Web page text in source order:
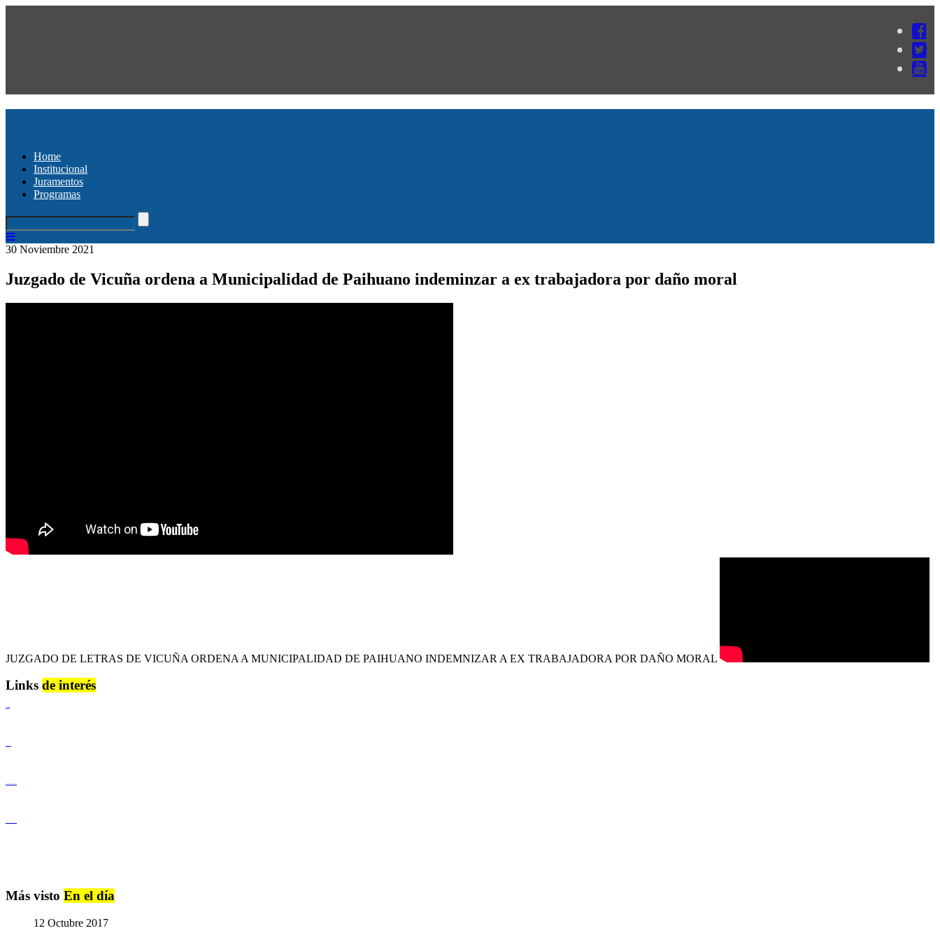
Home
Institucional
Juramentos
Programas
30 Noviembre 2021
Juzgado de Vicuña ordena a Municipalidad de Paihuano indeminzar a ex trabajadora por daño moral
JUZGADO DE LETRAS DE VICUÑA ORDENA A MUNICIPALIDAD DE PAIHUANO INDEMNIZAR A EX TRABAJADORA POR DAÑO MORAL
Links de interés
Más visto En el día
12 Octubre 2017